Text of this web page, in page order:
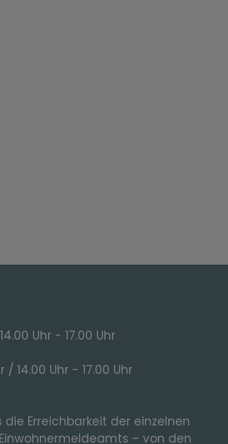
Uhr - 17.00 Uhr
/ 14.00 Uhr - 17.00 Uhr
Erreichbarkeit der einzelnen
– von den